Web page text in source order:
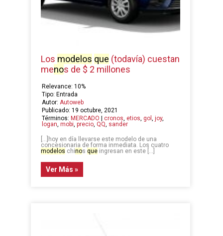
Los modelos que (todavía) cuestan
menos de $ 2 millones
Relevance: 10%
Tipo: Entrada
Autor:Autoweb
Publicado: 19 octubre, 2021
Términos: MERCADO |cronos, etios, gol,joy,
logan,mobi,precio,QQ, sander
[…]hoy en día llevarse este modelo de una
concesionaria de forma inmediata. Los cuatro
modelos chinosque ingresan en este […]
Ver Más »